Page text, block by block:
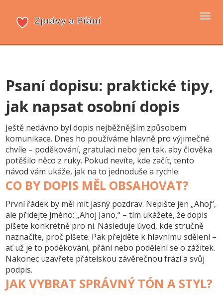
Psaní dopisu: praktické tipy,
jak napsat osobní dopis
Ještě nedávno byl dopis nejběžnějším způsobem
komunikace. Dnes ho používáme hlavně pro výjimečné
chvíle – poděkování, gratulaci nebo jen tak, aby člověka
potěšilo něco z ruky. Pokud nevíte, kde začít, tento
návod vám ukáže, jak na to jednoduše a rychle.
CO BY DOPIS MĚL OBSAHOVAT?
První řádek by měl mít jasný pozdrav. Nepište jen „Ahoj“,
ale přidejte jméno: „Ahoj Jano,“ – tím ukážete, že dopis
píšete konkrétně pro ni. Následuje úvod, kde stručně
naznačíte, proč píšete. Pak přejděte k hlavnímu sdělení –
ať už je to poděkování, přání nebo podělení se o zážitek.
Nakonec uzavřete přátelskou závěrečnou frází a svůj
podpis.
JAK VYBRAT SPRÁVNÝ TÓN A STYL?